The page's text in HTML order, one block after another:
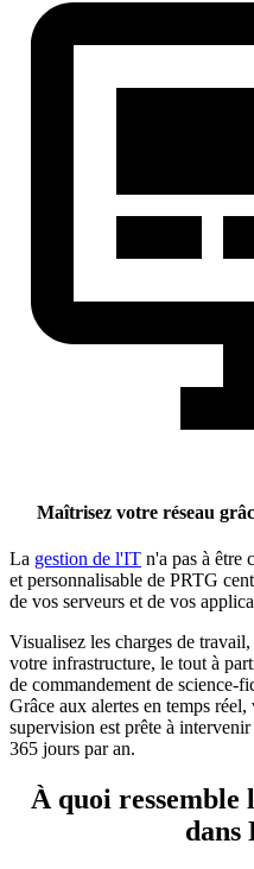
Maîtrisez votre réseau
La gestion de l'IT n'a pas à être
et personnalisable de PRTG
de vos serveurs et de vos
Visualisez les charges de
votre infrastructure, le tout à
de commandement de science-
Grâce aux alertes en temps
supervision est prête à
365 jours par an.
À quoi ressemble
dans